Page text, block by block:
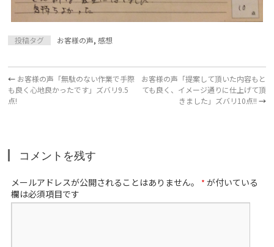
投稿タグ お客様の声,感想
← お客様の声「無駄のない作業で手際
も良く心地良かったです」ズバリ9.5
点!
お客様の声「提案して頂いた内容もと
ても良く、イメージ通りに仕上げて頂
きました」ズバリ10点!! →
コメントを残す
メールアドレスが公開されることはありません。 * が付いている
欄は必須項目です